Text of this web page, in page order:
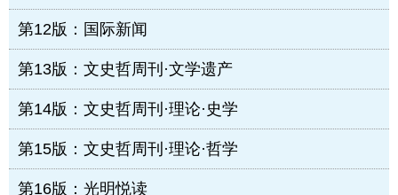
第12版：国际新闻
第13版：文史哲周刊·文学遗产
第14版：文史哲周刊·理论·史学
第15版：文史哲周刊·理论·哲学
第16版：光明悦读